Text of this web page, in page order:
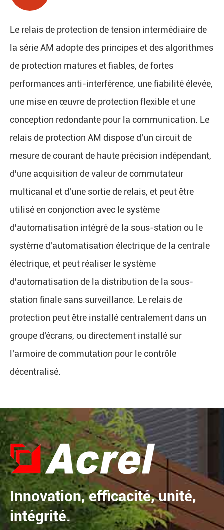
Le relais de protection de tension intermédiaire de
la série AM adopte des principes et des algorithmes
de protection matures et fiables, de fortes
performances anti-interférence, une fiabilité élevée,
une mise en œuvre de protection flexible et une
conception redondante pour la communication. Le
relais de protection AM dispose d'un circuit de
mesure de courant de haute précision indépendant,
d'une acquisition de valeur de commutateur
multicanal et d'une sortie de relais, et peut être
utilisé en conjonction avec le système
d'automatisation intégré de la sous-station ou le
système d'automatisation électrique de la centrale
électrique, et peut réaliser le système
d'automatisation de la distribution de la sous-
station finale sans surveillance. Le relais de
protection peut être installé centralement dans un
groupe d'écrans, ou directement installé sur
l'armoire de commutation pour le contrôle
décentralisé.
Innovation, efficacité, unité,
intégrité.